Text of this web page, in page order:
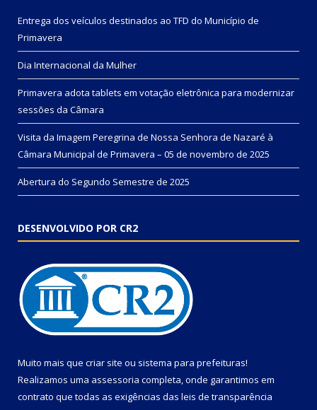
Entrega dos veículos destinados ao TFD do Município de
Primavera
Dia Internacional da Mulher
Primavera adota tablets em votação eletrônica para modernizar
sessões da Câmara
Visita da Imagem Peregrina de Nossa Senhora de Nazaré à
Câmara Municipal de Primavera – 05 de novembro de 2025
Abertura do Segundo Semestre de 2025
DESENVOLVIDO POR CR2
Muito mais que criar site ou sistema para prefeituras!
Realizamos uma assessoria completa, onde garantimos em
contrato que todas as exigências das leis de transparência